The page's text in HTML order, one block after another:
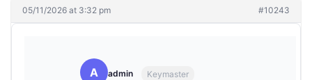
05/11/2026 at 3:32 pm #10243
A admin Keymaster